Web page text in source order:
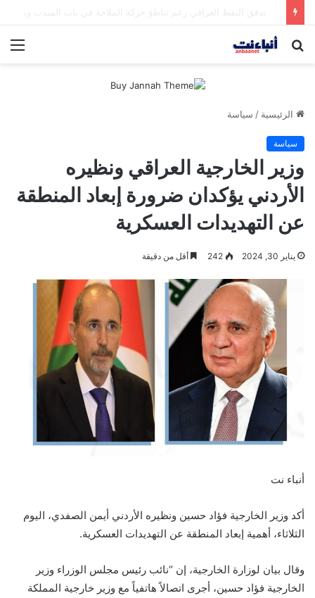
بحث
الرئيسية / سياسة
سياسة
وزير الخارجية العراقي ونظيره
الأردني يؤكدان ضرورة إبعاد المنطقة
عن التهديدات العسكرية
يناير 30, 2024 242 أقل من دقيقة
أنباء نت
أكد وزير الخارجية فؤاد حسين ونظيره الأردني أيمن الصفدي، اليوم
الثلاثاء، أهمية إبعاد المنطقة عن التهديدات العسكرية.
وقال بيان لوزارة الخارجية، إن “نائب رئيس مجلس الوزراء وزير
الخارجية فؤاد حسين، أجرى اتصالاً هاتفياً مع وزير خارجية المملكة